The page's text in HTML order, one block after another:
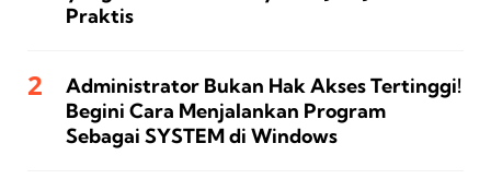
Praktis
Administrator Bukan Hak Akses Tertinggi!
Begini Cara Menjalankan Program
Sebagai SYSTEM di Windows